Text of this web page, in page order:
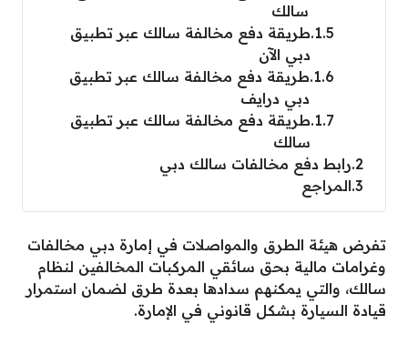
سالك
1.5 طريقة دفع مخالفة سالك عبر تطبيق
دبي الآن
1.6 طريقة دفع مخالفة سالك عبر تطبيق
دبي درايف
1.7 طريقة دفع مخالفة سالك عبر تطبيق
سالك
2 رابط دفع مخالفات سالك دبي
3 المراجع
تفرض هيئة الطرق والمواصلات في إمارة دبي مخالفات
وغرامات مالية بحق سائقي المركبات المخالفين لنظام
سالك، والتي يمكنهم سدادها بعدة طرق لضمان استمرار
قيادة السيارة بشكل قانوني في الإمارة.